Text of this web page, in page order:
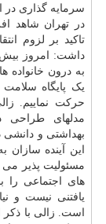
سرمایه گذاری در
در تهران شاهد
تاکید بر لزوم
داشت: امروز بیش
به درون
یک پایگاه
حرکت نماییم.
مدلهای طراحی
بهداشتی و دانشی
این آینده سازان
مسئولیت پذیر می
های اجتماعی
یافتنی نیست و
است. زالی با ذکر